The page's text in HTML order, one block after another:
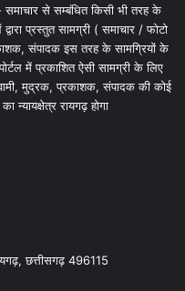
से सम्बंधित किसी भी तरह के
प्रस्तुत सामग्री ( समाचार / फोटो
संपादक इस तरह के सामग्रियों के
में प्रकाशित ऐसी सामग्री के लिए
मुद्रक, प्रकाशक, संपादक की कोई
न्यायक्षेत्र रायगढ़ होगा
छत्तीसगढ़ 496115